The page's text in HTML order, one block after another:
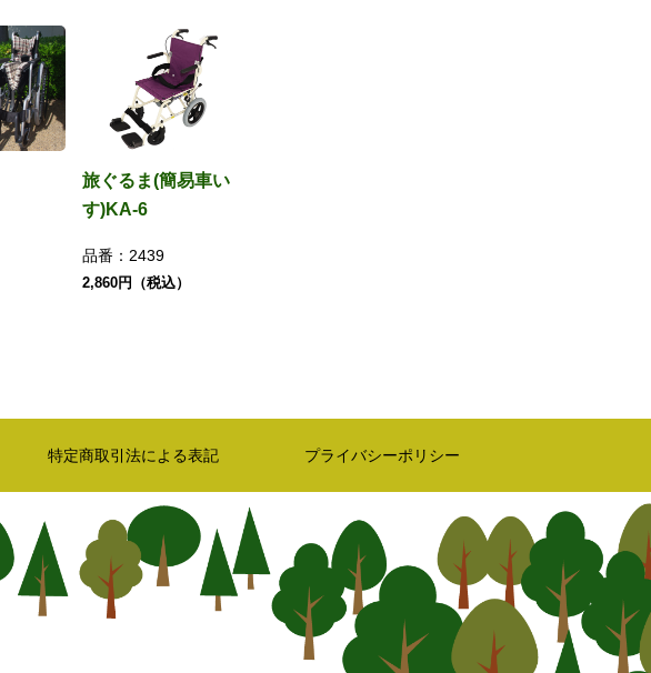
旅ぐるま(簡易車い
す)KA-6
品番： 2439
2,860円（税込）
特定商取引法による表記 プライバシーポリシー